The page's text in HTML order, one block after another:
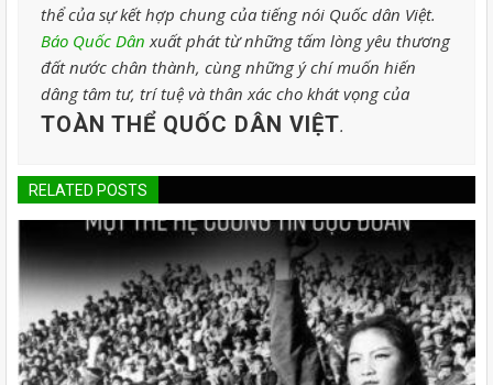
thể của sự kết hợp chung của tiếng nói Quốc dân Việt.
Báo Quốc Dân xuất phát từ những tấm lòng yêu thương
đất nước chân thành, cùng những ý chí muốn hiến
dâng tâm tư, trí tuệ và thân xác cho khát vọng của
TOÀN THỂ QUỐC DÂN VIỆT.
RELATED POSTS